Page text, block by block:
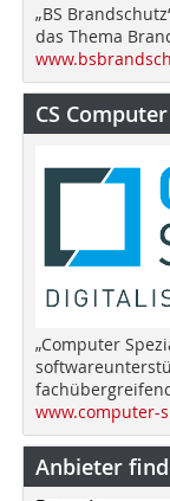
„BS
das Thema
CS
„Computer
www.computer-
Anbieter